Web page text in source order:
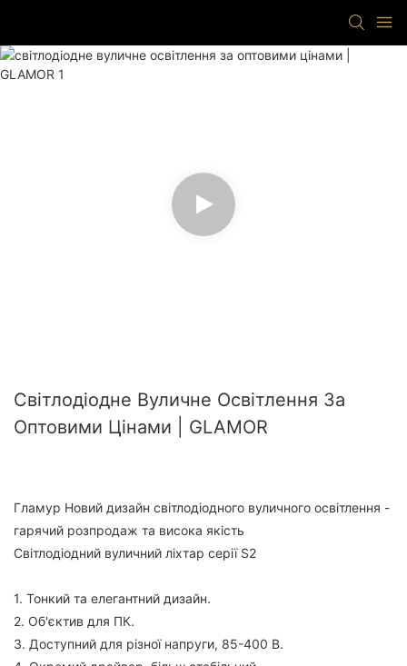
Світлодіодне Вуличне Освітлення За
Оптовими Цінами | GLAMOR
Гламур Новий дизайн світлодіодного вуличного освітлення -
гарячий розпродаж та висока якість
Світлодіодний вуличний ліхтар серії S2
1. Тонкий та елегантний дизайн.
2. Об'єктив для ПК.
3. Доступний для різної напруги, 85-400 В.